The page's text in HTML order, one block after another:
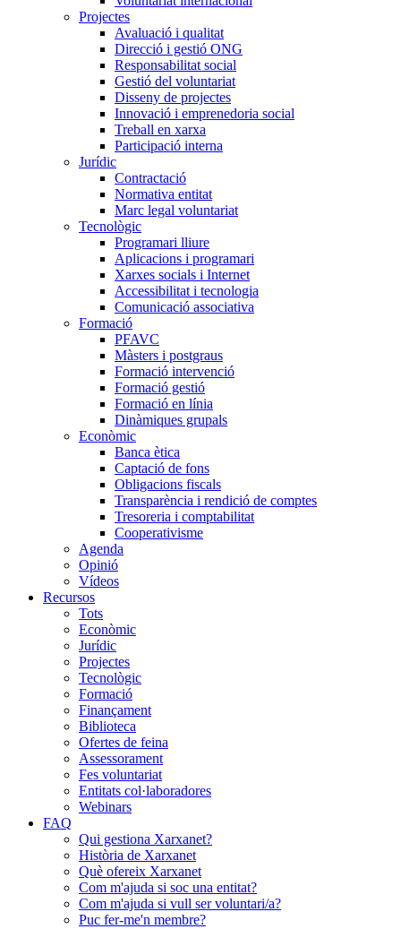
Projectes
Avaluació i qualitat
Direcció i gestió ONG
Responsabilitat social
Gestió del voluntariat
Disseny de projectes
Innovació i emprenedoria social
Treball en xarxa
Participació interna
Jurídic
Contractació
Normativa entitat
Marc legal voluntariat
Tecnològic
Programari lliure
Aplicacions i programari
Xarxes socials i Internet
Accessibilitat i tecnologia
Comunicació associativa
Formació
PFAVC
Màsters i postgraus
Formació intervenció
Formació gestió
Formació en línia
Dinàmiques grupals
Econòmic
Banca ètica
Captació de fons
Obligacions fiscals
Transparència i rendició de comptes
Tresoreria i comptabilitat
Cooperativisme
Agenda
Opinió
Vídeos
Recursos
Tots
Econòmic
Jurídic
Projectes
Tecnològic
Formació
Finançament
Biblioteca
Ofertes de feina
Assessorament
Fes voluntariat
Entitats col·laboradores
Webinars
FAQ
Qui gestiona Xarxanet?
Història de Xarxanet
Què ofereix Xarxanet
Com m'ajuda si soc una entitat?
Com m'ajuda si vull ser voluntari/a?
Puc fer-me'n membre?